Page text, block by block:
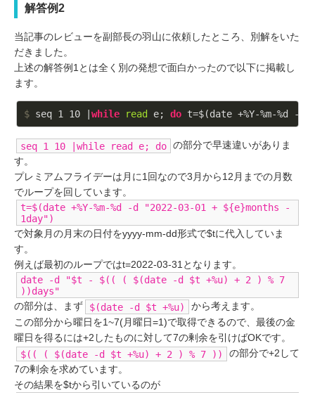
解答例2
当記事のレビューを副部長の羽山に依頼したところ、別解をいた
だきました。
上述の解答例1とは全く別の発想で面白かったので以下に掲載し
ます。
$ seq 1 10 | while read e; do t=$(date +%Y-%m-%d -d
seq 1 10 |while read e; do の部分で早速違いがありま
す。
プレミアムフライデーは月に1回なので3月から12月までの月数
でループを回しています。
t=$(date +%Y-%m-%d -d "2022-03-01 + ${e}months -
1day")
で対象月の月末の日付をyyyy-mm-dd形式で$tに代入していま
す。
例えば最初のループではt=2022-03-31となります。
date -d "$t - $(( ( $(date -d $t +%u) + 2 ) % 7
))days"
の部分は、まず
$(date -d $t +%u)
から考えます。
この部分から曜日を1~7(月曜日=1)で取得できるので、最後の金
曜日を得るには+2したものに対して7の剰余を引けばOKです。
$(( ( $(date -d $t +%u) + 2 ) % 7 ))
の部分で+2して
7の剰余を求めています。
その結果を$tから引いているのが